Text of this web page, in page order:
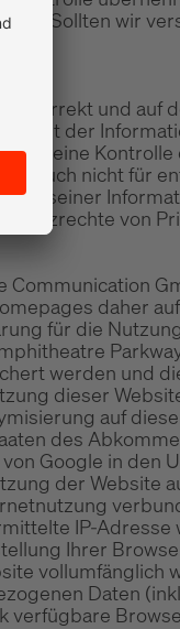
Sollten wir
korrekt und auf
der
keine
auch nicht für
seiner
von
Communication
daher
für die
werden und
dieser
auf
des
Google in den
der Website
IP-
Ihrer
vollumfänglich
Daten
verfügbare